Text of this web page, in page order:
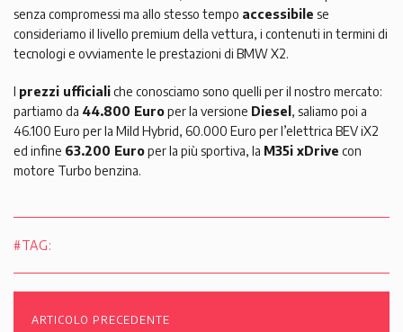
senza compromessi ma allo stesso tempo accessibile se
consideriamo il livello premium della vettura, i contenuti in termini di
tecnologi e ovviamente le prestazioni di BMW X2.
I prezzi ufficialiche conosciamo sono quelli per il nostro mercato:
partiamo da 44.800 Europer la versione Diesel , saliamo poi a
46.100 Euro per la Mild Hybrid, 60.000 Euro per l’elettrica BEV iX2
ed infine 63.200 Europer la più sportiva, la M35i xDrive con
motore Turbo benzina.
#TAG:
ARTICOLO PRECEDENTE